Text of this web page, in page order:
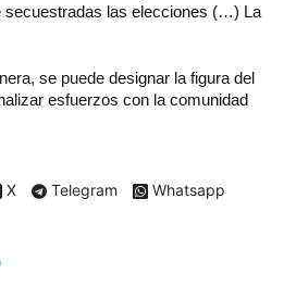
secuestradas las elecciones (…) La
se puede designar la figura del
esfuerzos con la comunidad
X Telegram Whatsapp